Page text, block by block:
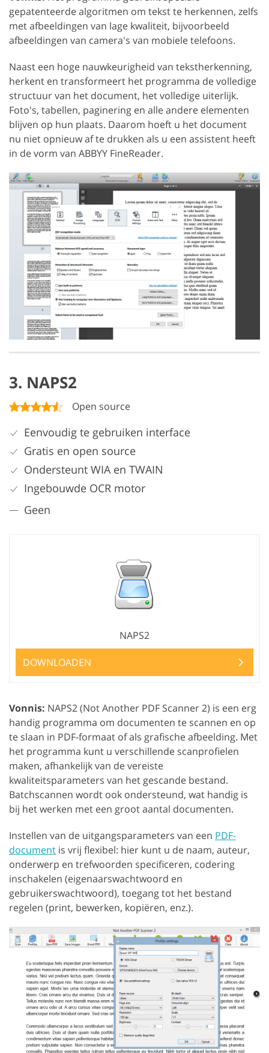
gepatenteerde algoritmen om tekst te herkennen, zelfs
met afbeeldingen van lage kwaliteit, bijvoorbeeld
afbeeldingen van camera's van mobiele telefoons.
Naast een hoge nauwkeurigheid van tekstherkenning,
herkent en transformeert het programma de volledige
structuur van het document, het volledige uiterlijk.
Foto's, tabellen, paginering en alle andere elementen
blijven op hun plaats. Daarom hoeft u het document
nu niet opnieuw af te drukken als u een assistent heeft
in de vorm van ABBYY FineReader.
3. NAPS2
Open source
Eenvoudig te gebruiken interface
Gratis en open source
Ondersteunt WIA en TWAIN
Ingebouwde OCR motor
Geen
NAPS2
DOWNLOADEN
Vonnis: NAPS2 (Not Another PDF Scanner 2) is een erg
handig programma om documenten te scannen en op
te slaan in PDF-formaat of als grafische afbeelding. Met
het programma kunt u verschillende scanprofielen
maken, afhankelijk van de vereiste
kwaliteitsparameters van het gescande bestand.
Batchscannen wordt ook ondersteund, wat handig is
bij het werken met een groot aantal documenten.
Instellen van de uitgangsparameters van een PDF-
document is vrij flexibel: hier kunt u de naam, auteur,
onderwerp en trefwoorden specificeren, codering
inschakelen (eigenaarswachtwoord en
gebruikerswachtwoord), toegang tot het bestand
regelen (print, bewerken, kopiëren, enz.).